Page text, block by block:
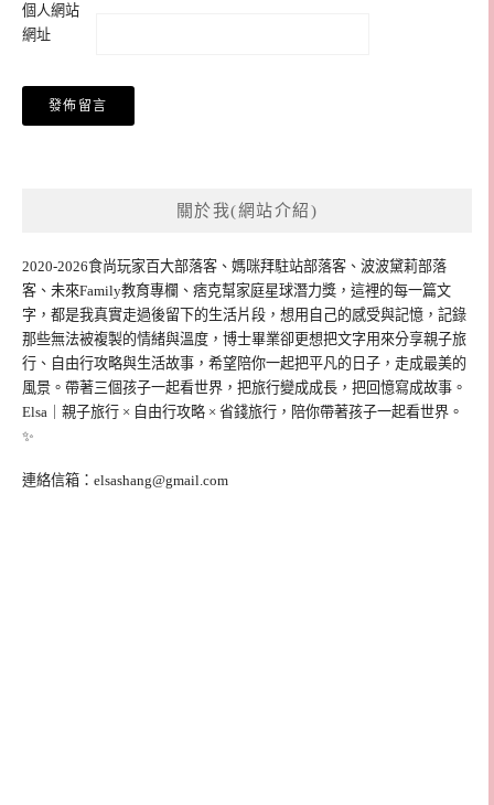
個人網站
網址
關於我(網站介紹)
2020-2026食尚玩家百大部落客、媽咪拜駐站部落客、波波黛莉部落
客、未來Family教育專欄、痞克幫家庭星球潛力獎，這裡的每一篇文
字，都是我真實走過後留下的生活片段，想用自己的感受與記憶，記錄
那些無法被複製的情緒與溫度，博士畢業卻更想把文字用來分享親子旅
行、自由行攻略與生活故事，希望陪你一起把平凡的日子，走成最美的
風景。帶著三個孩子一起看世界，把旅行變成成長，把回憶寫成故事。
Elsa｜親子旅行 × 自由行攻略 × 省錢旅行，陪你帶著孩子一起看世界。
✨
連絡信箱： elsashang@gmail.com